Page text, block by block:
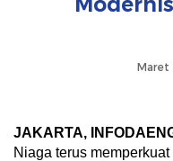
Maret
JAKARTA,
Niaga terus